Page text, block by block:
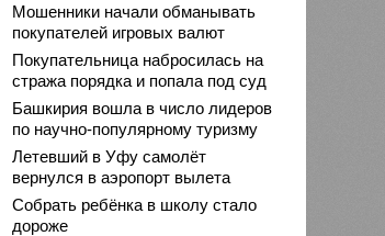
Мошенники начали обманывать
покупателей игровых валют
Покупательница набросилась на
стража порядка и попала под суд
Башкирия вошла в число лидеров
по научно-популярному туризму
Летевший в Уфу самолёт
вернулся в аэропорт вылета
Собрать ребёнка в школу стало
дороже